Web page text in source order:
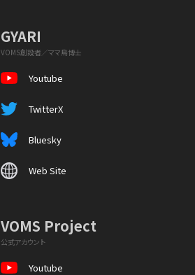
GYARI
VOMS創設者／ママ鳥博士
Youtube
TwitterX
Bluesky
Web Site
VOMS Project
公式アカウント
Youtube